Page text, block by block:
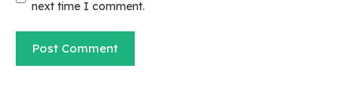
next time I comment.